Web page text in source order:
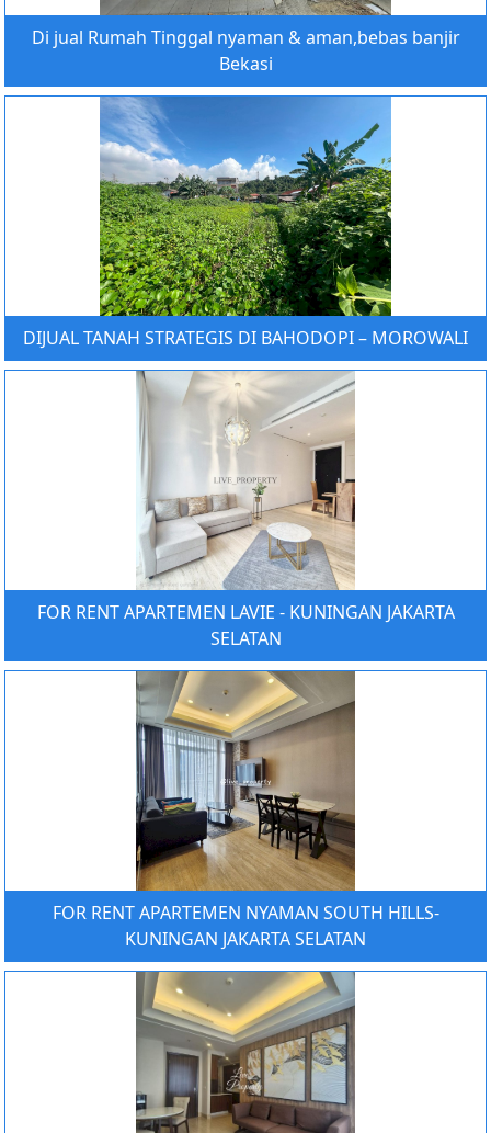
Di jual Rumah Tinggal nyaman & aman,bebas banjir
Bekasi
DIJUAL TANAH STRATEGIS DI BAHODOPI – MOROWALI
FOR RENT APARTEMEN LAVIE - KUNINGAN JAKARTA
SELATAN
FOR RENT APARTEMEN NYAMAN SOUTH HILLS-
KUNINGAN JAKARTA SELATAN